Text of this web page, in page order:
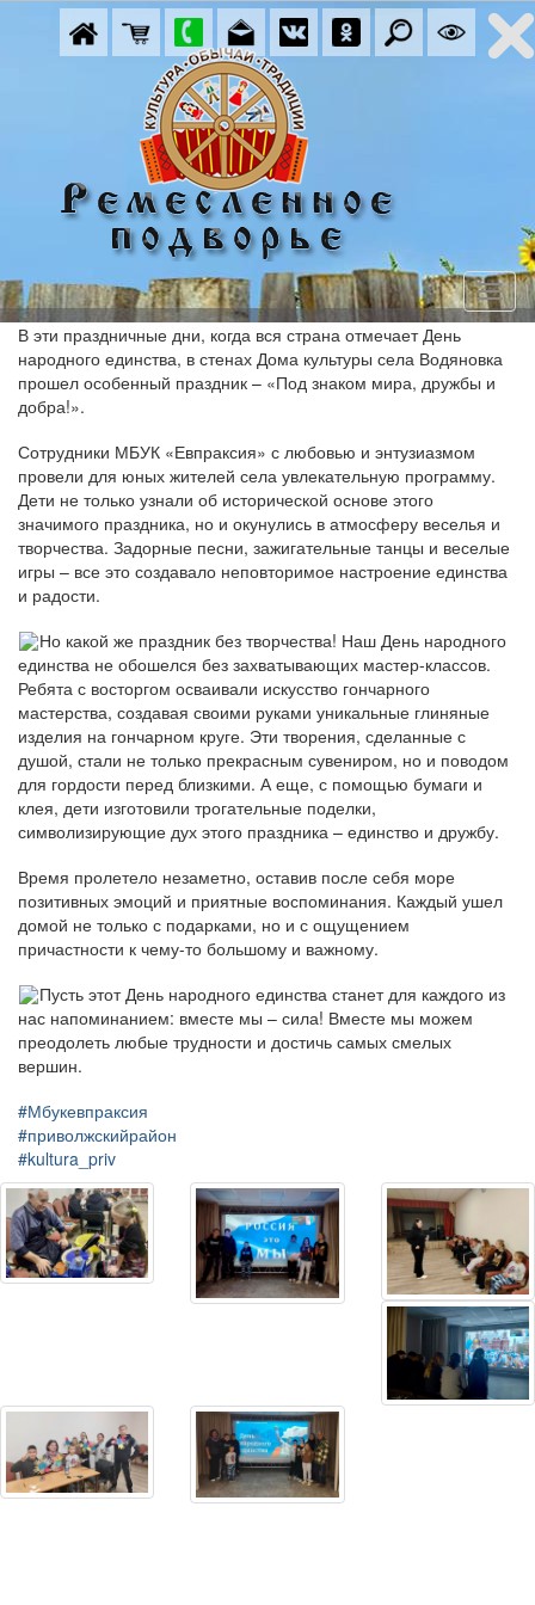
В эти праздничные дни, когда вся страна отмечает День
народного единства, в стенах Дома культуры села Водяновка
прошел особенный праздник – «Под знаком мира, дружбы и
добра!».
Сотрудники МБУК «Евпраксия» с любовью и энтузиазмом
провели для юных жителей села увлекательную программу.
Дети не только узнали об исторической основе этого
значимого праздника, но и окунулись в атмосферу веселья и
творчества. Задорные песни, зажигательные танцы и веселые
игры – все это создавало неповторимое настроение единства
и радости.
Но какой же праздник без творчества! Наш День народного
единства не обошелся без захватывающих мастер-классов.
Ребята с восторгом осваивали искусство гончарного
мастерства, создавая своими руками уникальные глиняные
изделия на гончарном круге. Эти творения, сделанные с
душой, стали не только прекрасным сувениром, но и поводом
для гордости перед близкими. А еще, с помощью бумаги и
клея, дети изготовили трогательные поделки,
символизирующие дух этого праздника – единство и дружбу.
Время пролетело незаметно, оставив после себя море
позитивных эмоций и приятные воспоминания. Каждый ушел
домой не только с подарками, но и с ощущением
причастности к чему-то большому и важному.
Пусть этот День народного единства станет для каждого из
нас напоминанием: вместе мы – сила! Вместе мы можем
преодолеть любые трудности и достичь самых смелых
вершин.
#Мбукевпраксия
#приволжскийрайон
#kultura_priv